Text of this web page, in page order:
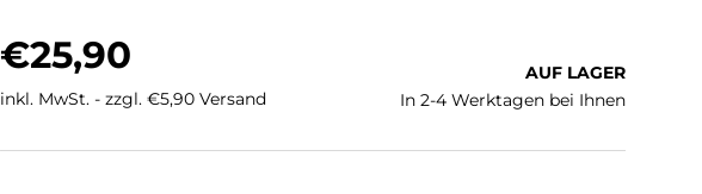
Normaler Preis
€25,90
inkl. MwSt. - zzgl. €5,90 Versand
AUF LAGER
In 2-4 Werktagen bei Ihnen